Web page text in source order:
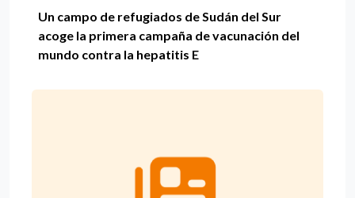
Un campo de refugiados de Sudán del Sur
acoge la primera campaña de vacunación del
mundo contra la hepatitis E